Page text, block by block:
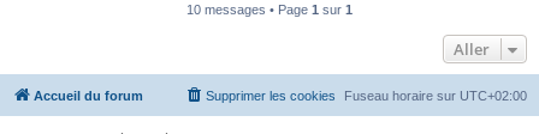
10 messages • Page 1 sur 1
Aller
Accueil du forum Fuseau horaire sur UTC+02:00
Supprimer les cookies